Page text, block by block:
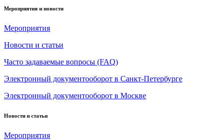
Мероприятия и новости
Мероприятия
Новости и статьи
Часто задаваемые вопросы (FAQ)
Электронный документооборот в Санкт-Петербурге
Электронный документооборот в Москве
Новости и статьи
Мероприятия